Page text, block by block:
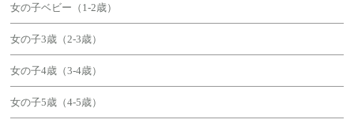
女の子ベビー（1-2歳）
女の子3歳（2-3歳）
女の子4歳（3-4歳）
女の子5歳（4-5歳）